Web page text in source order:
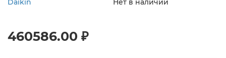
Daikin Нет в наличии
460586.00 ₽